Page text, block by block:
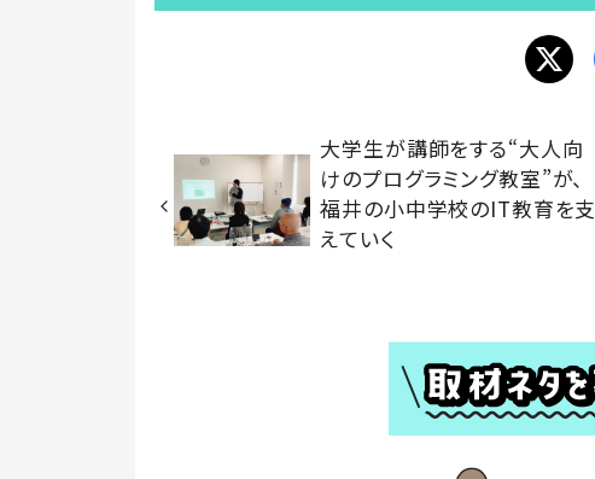
大学生が講師をする“大人向
けのプログラミング教室”が、
福井の小中学校のIT教育を支
えていく